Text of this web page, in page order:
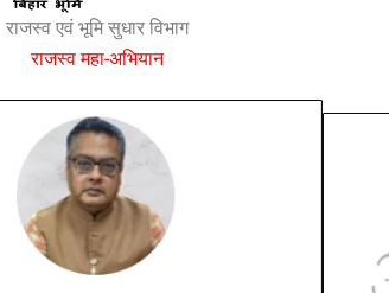
राजस्व एवं भूमि सुधार विभाग
राजस्व महा-अभियान